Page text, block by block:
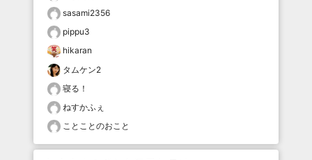
sasami2356
pippu3
hikaran
タムケン2
寝る！
ねすかふぇ
ことことのおこと